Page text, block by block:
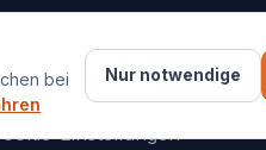
Kontakt
Einstellungen
bei
Nur notwendige